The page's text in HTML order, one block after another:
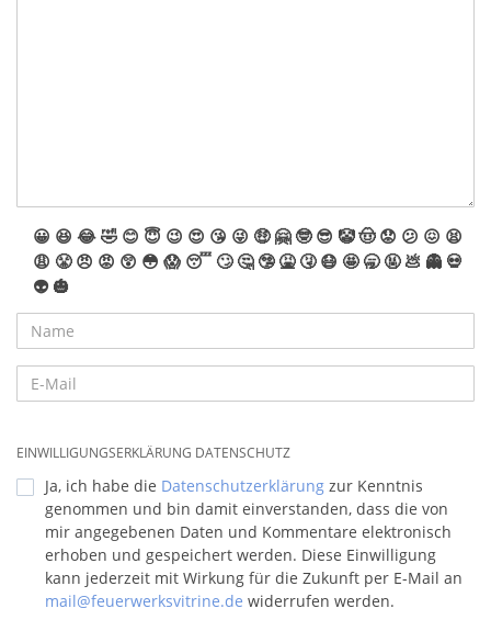
😀 😆 😂🤣 😊 😇 😉 😍 😘 😜 🤑 🤗 🤓 😎 🤡🤠 😟 😕 😖 😫
😩 😤 😠 😡 😲 😳 😱 😴 🙄 🤔 🤥 🤮 🤧 😷 🤩 🥱 🤬 💩 👻 💀
👽 🎃
EINWILLIGUNGSERKLÄRUNG DATENSCHUTZ
Ja, ich habe die Datenschutzerklärung zur Kenntnis
genommen und bin damit einverstanden, dass die von
mir angegebenen Daten und Kommentare elektronisch
erhoben und gespeichert werden. Diese Einwilligung
kann jederzeit mit Wirkung für die Zukunft per E-Mail an
mail@feuerwerksvitrine.de widerrufen werden.